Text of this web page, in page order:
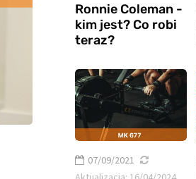
Ronnie Coleman -
kim jest? Co robi
teraz?
07/09/2021